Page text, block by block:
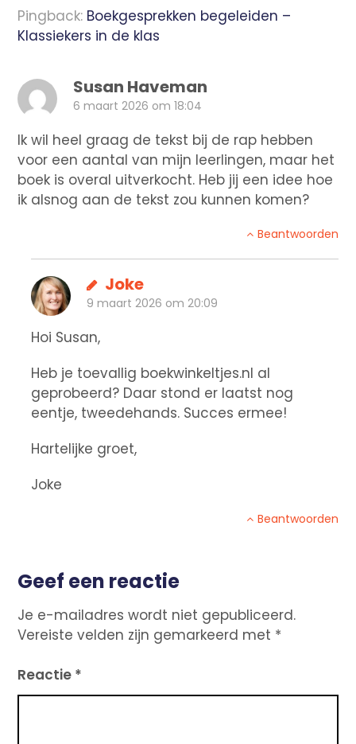
Pingback: Boekgesprekken begeleiden –
Klassiekers in de klas
Susan Haveman
6 maart 2026 om 18:04
Ik wil heel graag de tekst bij de rap hebben
voor een aantal van mijn leerlingen, maar het
boek is overal uitverkocht. Heb jij een idee hoe
ik alsnog aan de tekst zou kunnen komen?
Beantwoorden
Joke
9 maart 2026 om 20:09
Hoi Susan,
Heb je toevallig boekwinkeltjes.nl al
geprobeerd? Daar stond er laatst nog
eentje, tweedehands. Succes ermee!
Hartelijke groet,
Joke
Beantwoorden
Geef een reactie
Je e-mailadres wordt niet gepubliceerd.
Vereiste velden zijn gemarkeerd met *
Reactie *